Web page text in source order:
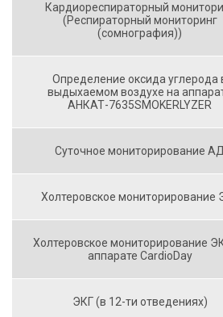
Кардиореспираторный
(Респираторный мониторинг
(сомнография))
Определение оксида углерода
выдыхаемом воздухе на
АНКАТ-7635SMOKERLYZER
Суточное мониторирование АД
Холтеровское мониторирование
Холтеровское мониторирование
аппарате CardioDay
ЭКГ (в 12-ти отведениях)